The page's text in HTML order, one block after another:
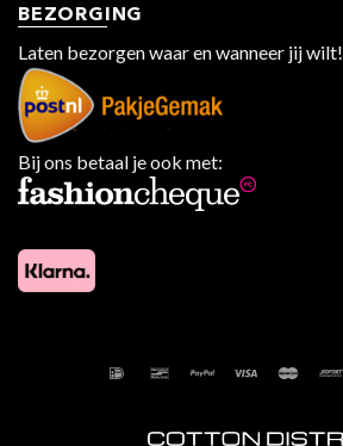
BEZORGING
Laten bezorgen waar en wanneer jij wilt!
Bij ons betaal je ook met: